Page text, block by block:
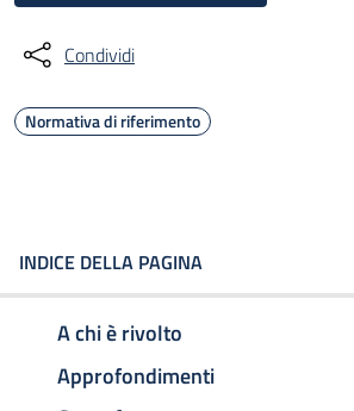
Condividi
Normativa di riferimento
INDICE DELLA PAGINA
A chi è rivolto
Approfondimenti